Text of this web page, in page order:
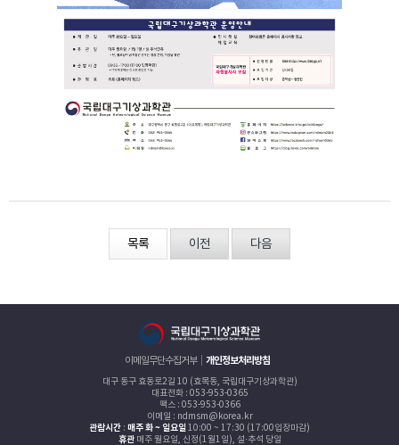
목록 이전 다음
이메일무단수집거부 개인정보처리방침
대구 동구 효동로2길 10 (효목동, 국립대구기상과학관)
대표전화 : 053-953-0365
팩스 : 053-953-0366
이메일 : ndmsm@korea.kr
관람시간 : 매주 화 ~ 일요일 10:00 ~ 17:30 (17:00입장마감)
휴관매주 월요일, 신정(1월1일), 설·추석 당일